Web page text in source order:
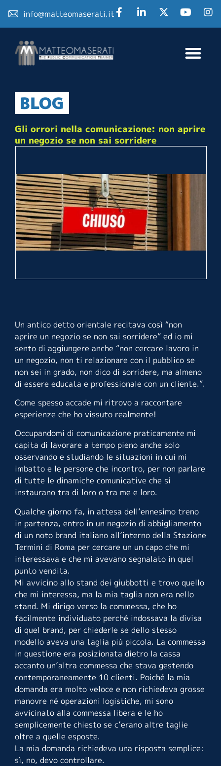
info@matteomaserati.it
BLOG
Gli orrori nella comunicazione: non aprire
un negozio se non sai sorridere
Un antico detto orientale recitava così “non
aprire un negozio se non sai sorridere” ed io mi
sento di aggiungere anche “non cercare lavoro in
un negozio, non ti relazionare con il pubblico se
non sei in grado, non dico di sorridere, ma almeno
di essere educata e professionale con un cliente.”.
Come spesso accade mi ritrovo a raccontare
esperienze che ho vissuto realmente!
Occupandomi di comunicazione praticamente mi
capita di lavorare a tempo pieno anche solo
osservando e studiando le situazioni in cui mi
imbatto e le persone che incontro, per non parlare
di tutte le dinamiche comunicative che si
instaurano tra di loro o tra me e loro.
Qualche giorno fa, in attesa dell’ennesimo treno
in partenza, entro in un negozio di abbigliamento
di un noto brand italiano all’interno della Stazione
Termini di Roma per cercare un un capo che mi
interessava e che mi avevano segnalato in quel
punto vendita.
Mi avvicino allo stand dei giubbotti e trovo quello
che mi interessa, ma la mia taglia non era nello
stand. Mi dirigo verso la commessa, che ho
facilmente individuato perché indossava la divisa
di quel brand, per chiederle se dello stesso
modello aveva una taglia più piccola. La commessa
in questione era posizionata dietro la cassa
accanto un’altra commessa che stava gestendo
contemporaneamente 10 clienti. Poiché la mia
domanda era molto veloce e non richiedeva grosse
manovre né operazioni logistiche, mi sono
avvicinato alla commessa libera e le ho
semplicemente chiesto se c’erano altre taglie
oltre a quelle esposte.
La mia domanda richiedeva una risposta semplice:
sì, no, devo controllare.